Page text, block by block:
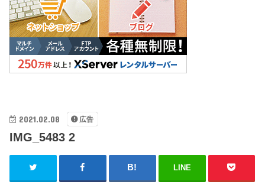
2021.02.08 広告
IMG_5483 2
LINE